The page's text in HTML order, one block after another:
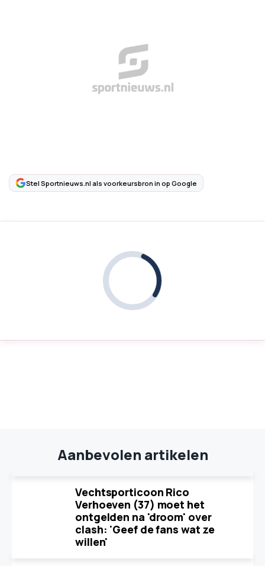
Stel Sportnieuws.nl als voorkeursbron in op Google
Aanbevolen artikelen
Vechtsporticoon Rico
Verhoeven (37) moet het
ontgelden na 'droom' over
clash: 'Geef de fans wat ze
willen'